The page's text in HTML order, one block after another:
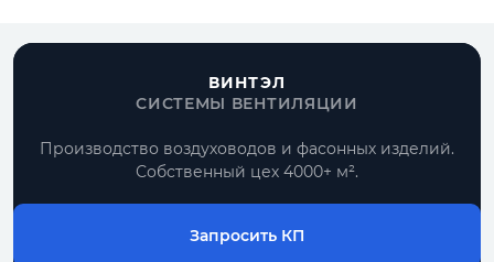
ВИНТЭЛ
СИСТЕМЫ ВЕНТИЛЯЦИИ
Производство воздуховодов и фасонных изделий.
Собственный цех 4000+ м².
Запросить КП